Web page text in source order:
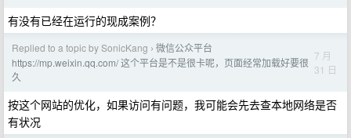
有没有已经在运行的现成案例？
Replied to a topic by SonicKang › 微信公众平台
https://mp.weixin.qq.com/ 这个平台是不是很卡呢，页面经常加载好要很
久
7 月
31 日
按这个网站的优化，如果访问有问题，我可能会先去查本地网络是否
有状况